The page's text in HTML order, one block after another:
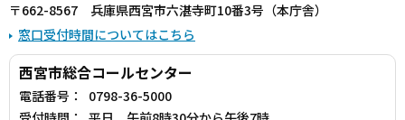
〒662-8567 兵庫県西宮市六湛寺町10番3号（本庁舎）
窓口受付時間についてはこちら
西宮市総合コールセンター
電話番号：
0798-36-5000